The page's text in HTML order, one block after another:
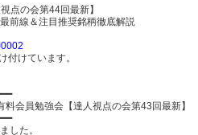
点の会第44回最新】
前線＆注目推奨銘柄徹底解説
付けています。
会員勉強会【達人視点の会第43回最新】
した。